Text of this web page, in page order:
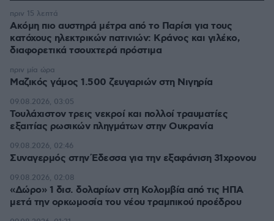
Ακόμη πιο αυστηρά μέτρα από το Παρίσι για τους
κατόχους ηλεκτρικών πατινιών: Κράνος και γιλέκο,
διαφορετικά τσουχτερά πρόστιμα
πριν 15 λεπτά
Μαζικός γάμος 1.500 ζευγαριών στη Νιγηρία
πριν μία ώρα
Τουλάχιστον τρεις νεκροί και πολλοί τραυματίες
εξαιτίας ρωσικών πληγμάτων στην Ουκρανία
09.08.2026, 03:05
Συναγερμός στην Έδεσσα για την εξαφάνιση 31χρονου
09.08.2026, 02:46
«Δώρο» 1 δισ. δολαρίων στη Κολομβία από τις ΗΠΑ
μετά την ορκωμοσία του νέου τραμπικού προέδρου
09.08.2026, 02:08